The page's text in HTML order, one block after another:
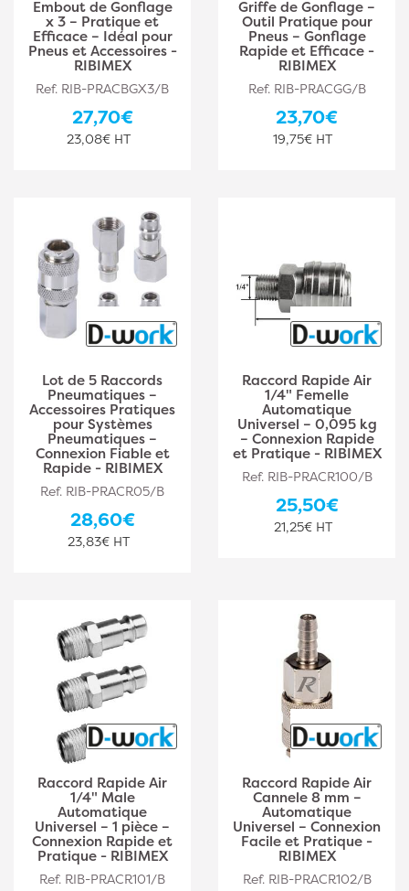
Embout de Gonflage
x 3 – Pratique et
Efficace – Idéal pour
Pneus et Accessoires -
RIBIMEX
Ref. RIB-PRACBGX3/B
27,70€
23,08€ HT
Griffe de Gonflage –
Outil Pratique pour
Pneus – Gonflage
Rapide et Efficace -
RIBIMEX
Ref. RIB-PRACGG/B
23,70€
19,75€ HT
Lot de 5 Raccords
Pneumatiques –
Accessoires Pratiques
pour Systèmes
Pneumatiques –
Connexion Fiable et
Rapide - RIBIMEX
Ref. RIB-PRACR05/B
28,60€
23,83€ HT
Raccord Rapide Air
1/4" Femelle
Automatique
Universel – 0,095 kg
– Connexion Rapide
et Pratique - RIBIMEX
Ref. RIB-PRACR100/B
25,50€
21,25€ HT
Raccord Rapide Air
1/4" Male
Automatique
Universel – 1 pièce –
Connexion Rapide et
Pratique - RIBIMEX
Ref. RIB-PRACR101/B
Raccord Rapide Air
Cannele 8 mm –
Automatique
Universel – Connexion
Facile et Pratique -
RIBIMEX
Ref. RIB-PRACR102/B